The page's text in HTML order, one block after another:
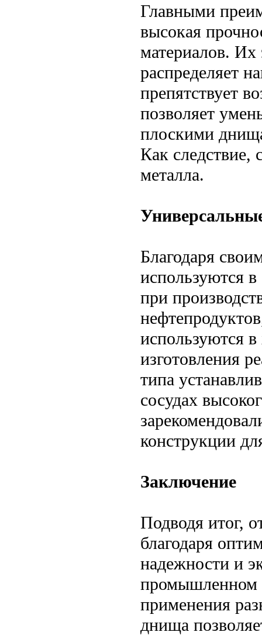
Главными
высокая
материалов. Их
распределяет
препятствует
позволяет
плоскими
Как следствие,
металла.
Благодаря
используются
при
используются
изготовления
типа
сосудах
конструкции
Заключение
Подводя итог,
благодаря
надежности и
промышленном
применения
днища